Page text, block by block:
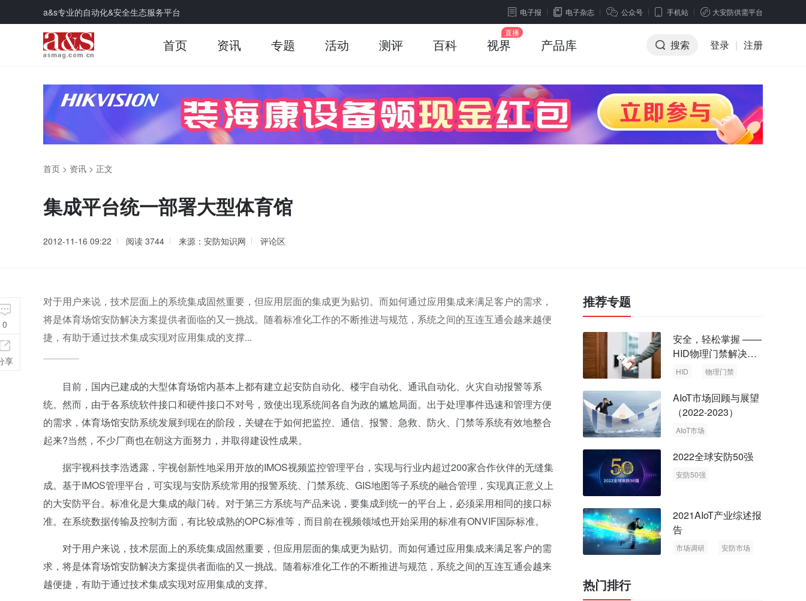
a&s专业的自动化&安全生态服务平台 电子报 电子杂志 公众号 手机站 大安防供需平台
首页 资讯 专题 活动 测评 百科 视界 产品库 搜索 登录 | 注册
首页 > 资讯 > 正文
集成平台统一部署大型体育馆
2012-11-16 09:22 阅读 3744 来源：安防知识网 评论区
对于用户来说，技术层面上的系统集成固然重要，但应用层面的集成更为贴切。而如何通过应用集成来满足客户的需求，
将是体育场馆安防解决方案提供者面临的又一挑战。随着标准化工作的不断推进与规范，系统之间的互连互通会越来越便
捷，有助于通过技术集成实现对应用集成的支撑...
目前，国内已建成的大型体育场馆内基本上都有建立起安防自动化、楼宇自动化、通讯自动化、火灾自动报警等系
统。然而，由于各系统软件接口和硬件接口不对号，致使出现系统间各自为政的尴尬局面。出于处理事件迅速和管理方便
的需求，体育场馆安防系统发展到现在的阶段，关键在于如何把监控、通信、报警、急救、防火、门禁等系统有效地整合
起来?当然，不少厂商也在朝这方面努力，并取得建设性成果。
据宇视科技李浩透露，宇视创新性地采用开放的IMOS视频监控管理平台，实现与行业内超过200家合作伙伴的无缝集
成。基于IMOS管理平台，可实现与安防系统常用的报警系统、门禁系统、GIS地图等子系统的融合管理，实现真正意义上
的大安防平台。标准化是大集成的敲门砖。对于第三方系统与产品来说，要集成到统一的平台上，必须采用相同的接口标
准。在系统数据传输及控制方面，有比较成熟的OPC标准等，而目前在视频领域也开始采用的标准有ONVIF国际标准。
对于用户来说，技术层面上的系统集成固然重要，但应用层面的集成更为贴切。而如何通过应用集成来满足客户的需
求，将是体育场馆安防解决方案提供者面临的又一挑战。随着标准化工作的不断推进与规范，系统之间的互连互通会越来
越便捷，有助于通过技术集成实现对应用集成的支撑。
0
享
推荐专题
安全，轻松掌握 ——
HID物理门禁解决方
案，启动智慧安全新
HID 物理门禁
AIoT市场回顾与展望
（2022-2023）
AIoT市场
2022全球安防50强
安防50强
2021AIoT产业综述报
告
市场调研
安防市场
热门排行